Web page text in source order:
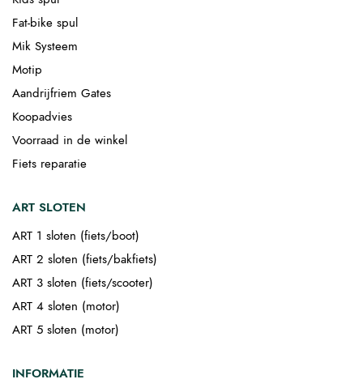
Fat-bike spul
Mik Systeem
Motip
Aandrijfriem Gates
Koopadvies
Voorraad in de winkel
Fiets reparatie
ART SLOTEN
ART 1 sloten (fiets/boot)
ART 2 sloten (fiets/bakfiets)
ART 3 sloten (fiets/scooter)
ART 4 sloten (motor)
ART 5 sloten (motor)
INFORMATIE